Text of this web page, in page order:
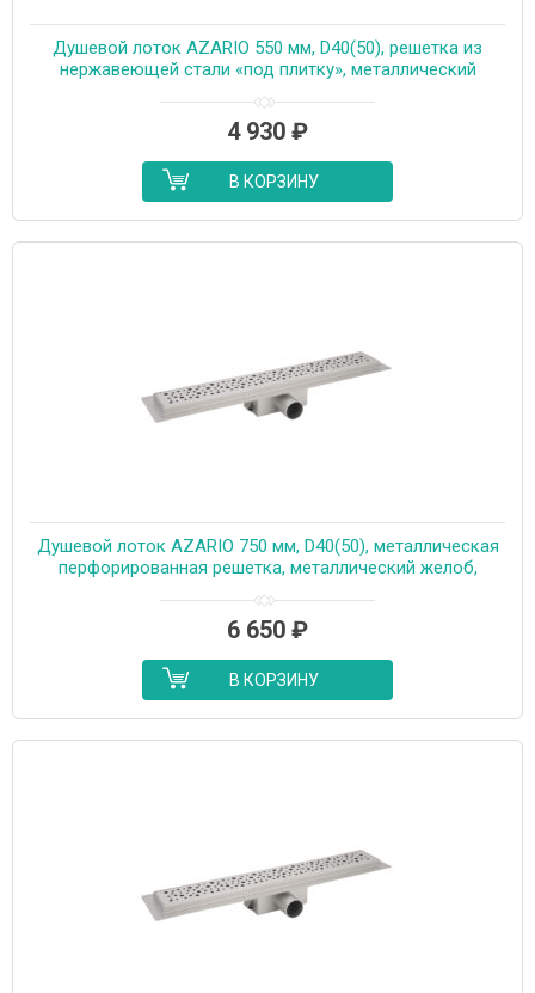
Душевой лоток AZARIO 550 мм, D40(50), решетка из
нержавеющей стали «под плитку», металлический
(AZT3TILE550)
4 930 ₽
В КОРЗИНУ
Душевой лоток AZARIO 750 мм, D40(50), металлическая
перфорированная решетка, металлический желоб,
6 650 ₽
В КОРЗИНУ